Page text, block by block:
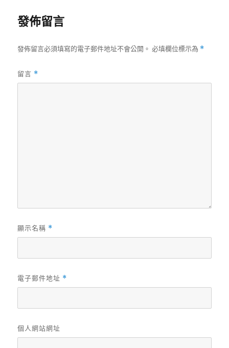
發佈留言
發佈留言必須填寫的電子郵件地址不會公開。 必填欄位標示為 *
留言 *
顯示名稱 *
電子郵件地址 *
個人網站網址